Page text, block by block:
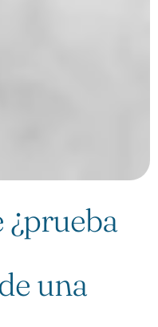
una